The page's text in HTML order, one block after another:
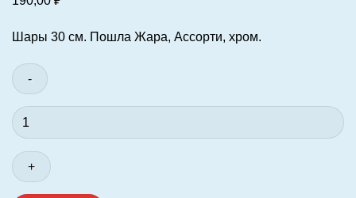
Шары 30 см. Пошла Жара, Ассорти, хром.
Количество
товара
Шар
(12"/30